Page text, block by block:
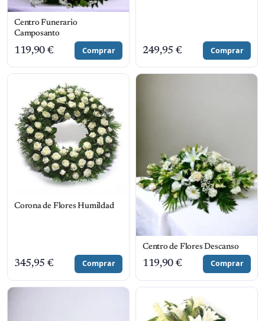
Centro Funerario
Camposanto
119,90 € Comprar 249,95 € Comprar
Corona de Flores Humildad
345,95 € Comprar
Centro de Flores Descanso
119,90 € Comprar